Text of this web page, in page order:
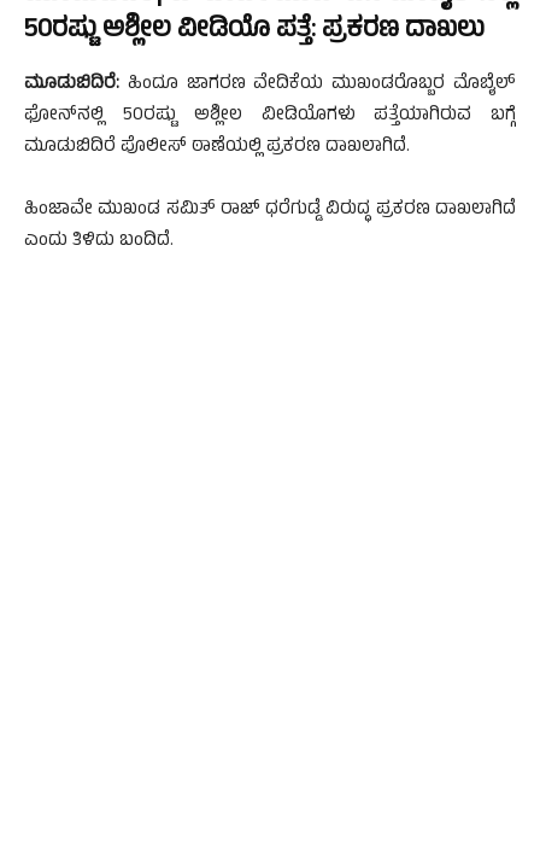
50ರಷ್ಟು ಅಶ್ಲೀಲ ವೀಡಿಯೊ ಪತ್ತೆ: ಪ್ರಕರಣ ದಾಖಲು
ಮೂಡುಬಿದಿರೆ: ಹಿಂದೂ ಜಾಗರಣ ವೇದಿಕೆಯ ಮುಖಂಡರೊಬ್ಬರ ಮೊಬೈಲ್
ಫೋನ್‌ನಲ್ಲಿ 50ರಷ್ಟು ಅಶ್ಲೀಲ ವೀಡಿಯೊಗಳು ಪತ್ತೆಯಾಗಿರುವ ಬಗ್ಗೆ
ಮೂಡುಬಿದಿರೆ ಪೊಲೀಸ್ ಠಾಣೆಯಲ್ಲಿ ಪ್ರಕರಣ ದಾಖಲಾಗಿದೆ.
ಹಿಂಜಾವೇ ಮುಖಂಡ ಸಮಿತ್ ರಾಜ್ ಧರೆಗುಡ್ಡೆ ವಿರುದ್ಧ ಪ್ರಕರಣ ದಾಖಲಾಗಿದೆ
ಎಂದು ತಿಳಿದು ಬಂದಿದೆ.